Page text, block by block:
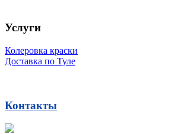
Услуги
Колеровка краски
Доставка по Туле
Контакты